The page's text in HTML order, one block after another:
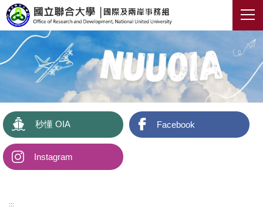
跳
到
內
容
秒懂 OIA Facebook
Instagram
:::